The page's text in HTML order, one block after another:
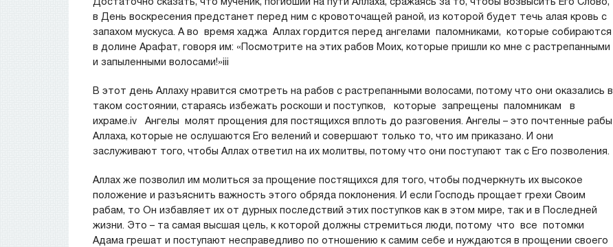
в День воскресения предстанет перед ним с кровоточащей раной, из которой будет течь алая кровь с
запахом мускуса. А во время хаджа Аллах гордится перед ангелами паломниками, которые собираются
в долине Арафат, говоря им: «Посмотрите на этих рабов Моих, которые пришли ко мне с растрепанными
и запыленными волосами!»iii
В этот день Аллаху нравится смотреть на рабов с растрепанными волосами, потому что они оказались в
таком состоянии, стараясь избежать роскоши и поступков, которые запрещены паломникам в
ихраме.iv Ангелы молят прощения для постящихся вплоть до разговения. Ангелы – это почтенные рабы
Аллаха, которые не ослушаются Его велений и совершают только то, что им приказано. И они
заслуживают того, чтобы Аллах ответил на их молитвы, потому что они поступают так с Его позволения.
Аллах же позволил им молиться за прощение постящихся для того, чтобы подчеркнуть их высокое
положение и разъяснить важность этого обряда поклонения. И если Господь прощает грехи Своим
рабам, то Он избавляет их от дурных последствий этих поступков как в этом мире, так и в Последней
жизни. Это – та самая высшая цель, к которой должны стремиться люди, потому что все потомки
Адама грешат и поступают несправедливо по отношению к самим себе и нуждаются в прощении своего